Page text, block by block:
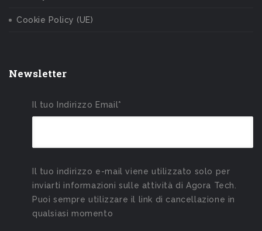
Cookie Policy (UE)
Newsletter
Il tuo Indirizzo Email*
Il tuo indirizzo e-mail viene utilizzato solo per
inviarti informazioni sulle attività di Agora Tech.
Puoi sempre utilizzare il link di cancellazione in
qualsiasi momento